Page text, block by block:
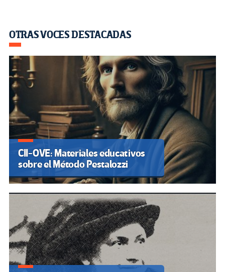
OTRAS VOCES DESTACADAS
CII-OVE: Materiales educativos
sobre el Método Pestalozzi